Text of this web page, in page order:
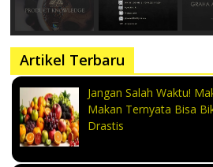
Artikel Terbaru
Jangan Salah Waktu!
Makan Ternyata Bisa
Drastis